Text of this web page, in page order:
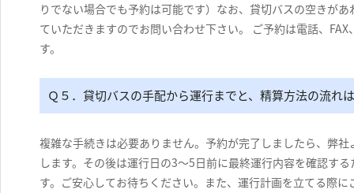
りでない場合でも予約は可能です）なお、貸切バスの空きが
ていただきますのでお問い合わせ下さい。 ご予約は電話、
す。
Ｑ５．貸切バスの手配から運行までと、精算方法の流れ
複雑な手続きは必要ありません。予約が完了しましたら、弊
します。その後は運行日の3～5日前に最終運行内容を確認す
す。ご安心してお待ちください。また、運行計画を立てる際